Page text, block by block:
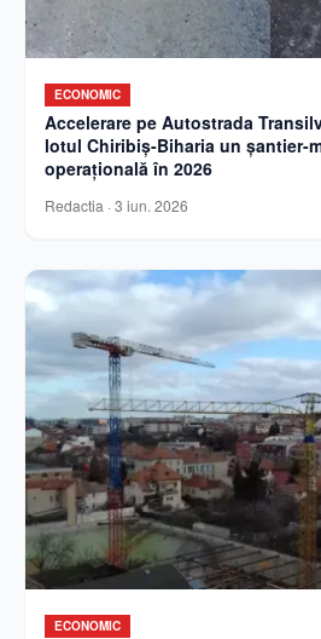
ECONOMIC
Accelerare pe Autostrada
lotul Chiribiș-Biharia un șantier-
operațională în 2026
Redactia · 3 iun. 2026
ECONOMIC